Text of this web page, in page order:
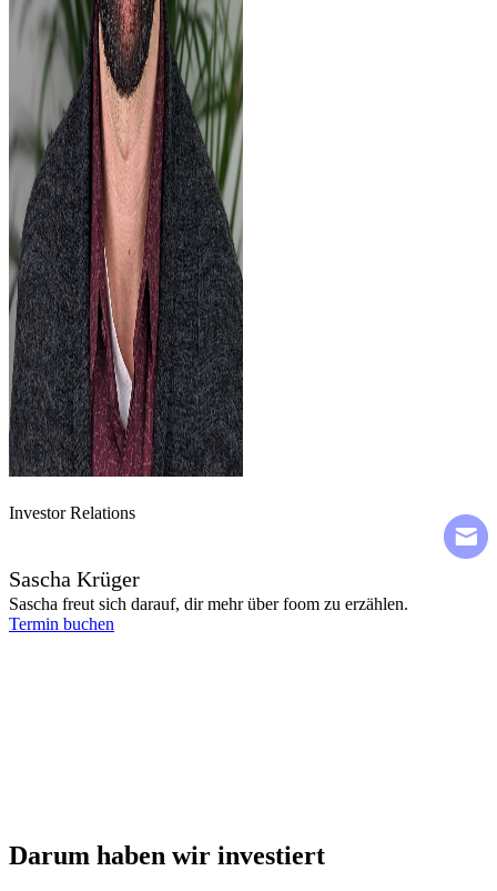
Investor Relations
Sascha Krüger
Sascha freut sich darauf, dir mehr über foom zu erzählen.
Termin buchen
Darum haben wir investiert